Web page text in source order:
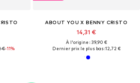
€-11%
ABOUT YOU X BENNY CRISTO
14,31 €
À l'origine : 39,90 €
Dernier prix le plus bas :12,72 €